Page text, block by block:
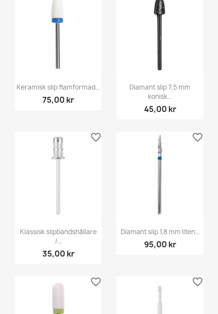
Keramisk slip flamformad...
75,00 kr
Diamant slip 7,5 mm
konisk...
45,00 kr
Klassisk slipbandshållare
/...
35,00 kr
favorite_border
Diamant slip 1,8 mm liten...
95,00 kr
favorite_border
favorite_border favorite_border